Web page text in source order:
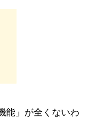
能」が全くないわ